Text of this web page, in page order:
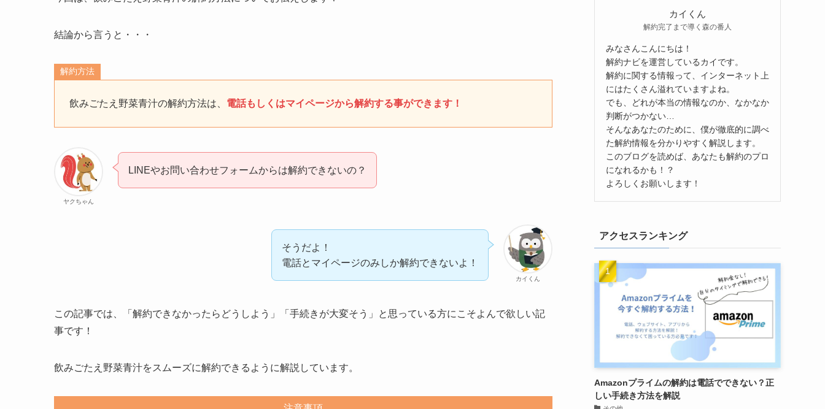
結論から言うと・・・
解約方法
飲みごたえ野菜青汁の解約方法は、 電話もしくはマイページから解約する事ができます！
ヤクちゃん
LINEやお問い合わせフォームからは解約できないの？
カイくん
そうだよ！
電話とマイページのみしか解約できないよ！
この記事では、「解約できなかったらどうしよう」「手続きが大変そう」と思っている方にこそよんで欲しい記
事です！
飲みごたえ野菜青汁をスムーズに解約できるように解説しています。
カイくん
解約完了まで導く森の番人
みなさんこんにちは！
解約ナビを運営しているカイです。
解約に関する情報って、インターネット上
にはたくさん溢れていますよね。
でも、どれが本当の情報なのか、なかなか
判断がつかない…
そんなあなたのために、僕が徹底的に調べ
た解約情報を分かりやすく解説します。
このブログを読めば、あなたも解約のプロ
になれるかも！？
よろしくお願いします！
アクセスランキング
Amazonプライムの解約は電話でできない？正
しい手続き方法を解説